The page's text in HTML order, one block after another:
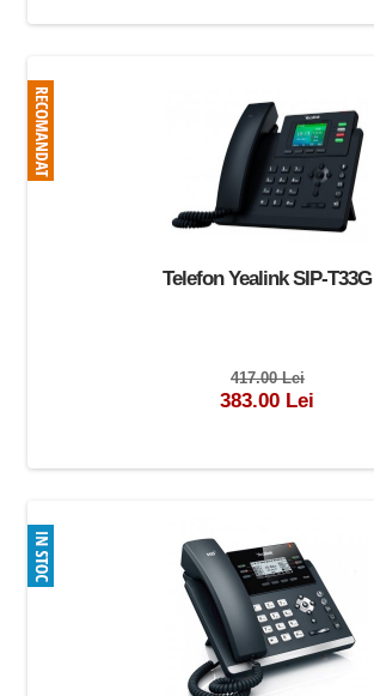
Telefon Yealink SIP-T33G
417.00 Lei
383.00 Lei